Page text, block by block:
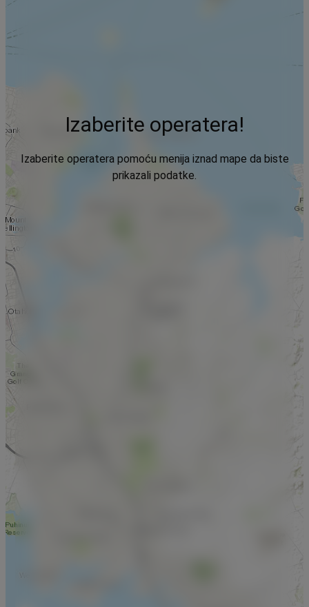
Izaberite operatera!
Izaberite operatera pomoću menija iznad mape da biste
prikazali podatke.